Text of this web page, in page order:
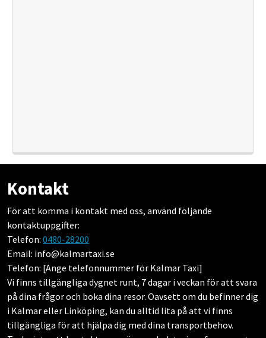
Kontakt
För att komma i kontakt med oss, använd följande
kontaktuppgifter:
Telefon: 0480-28200
Email: info@kalmartaxi.se
Telefon: [Ange telefonnummer för Kalmar Taxi]
Vi finns tillgängliga dygnet runt, 7 dagar i veckan för att svara
på dina frågor och boka dina resor. Oavsett om du befinner dig
i Kalmar eller Linköping, kan du alltid lita på att vi finns
tillgängliga för att hjälpa dig med dina transportbehov.